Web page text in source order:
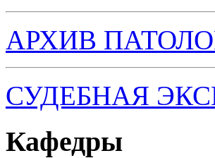
АРХИВ
СУДЕБНАЯ
Кафедры